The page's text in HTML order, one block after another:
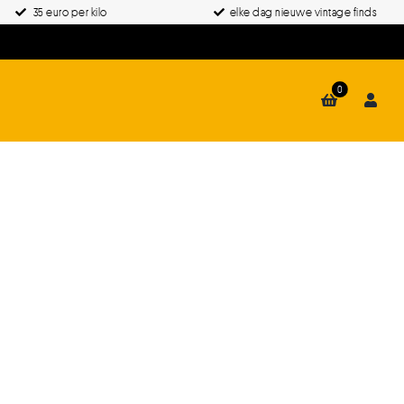
35 euro per kilo elke dag nieuwe vintage finds
0